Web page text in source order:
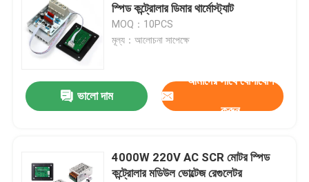
এম্প্লিফায়ার বোর্ড মডিউল
পাওয়ার সাপ্লাই মডিউল
ব্লুটুথ অডিও মডিউল
স্পিড কন্ট্রোলার ডিমার থার্মোস্ট্যাট
MOQ：10PCS
মূল্য：আলোচনা সাপেক্ষে
ভালো দাম
আমাদের সাথে যোগাযোগ
করুন
4000W 220V AC SCR মোটর স্পিড
কন্ট্রোলার মডিউল ভোল্টেজ রেগুলেটর